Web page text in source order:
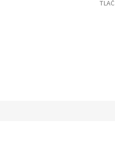
TLAČ